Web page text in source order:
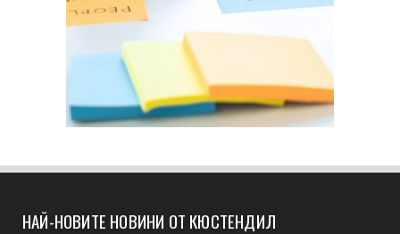
НАЙ-НОВИТЕ НОВИНИ ОТ КЮСТЕНДИЛ